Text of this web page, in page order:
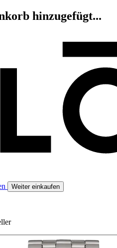
hinzugefügt...
Weiter einkaufen